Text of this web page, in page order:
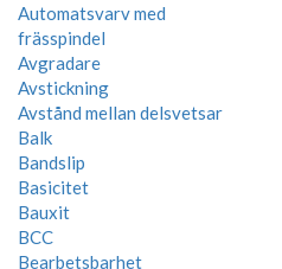
Automatsvarv med
frässpindel
Avgradare
Avstickning
Avstånd mellan delsvetsar
Balk
Bandslip
Basicitet
Bauxit
BCC
Bearbetsbarhet